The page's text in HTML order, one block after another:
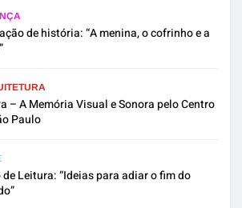
de história: “A menina, o cofrinho e a
– A Memória Visual e Sonora pelo Centro
Paulo
Leitura: “Ideias para adiar o fim do